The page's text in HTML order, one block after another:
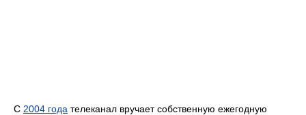
С 2004 года телеканал вручает собственную ежегодную